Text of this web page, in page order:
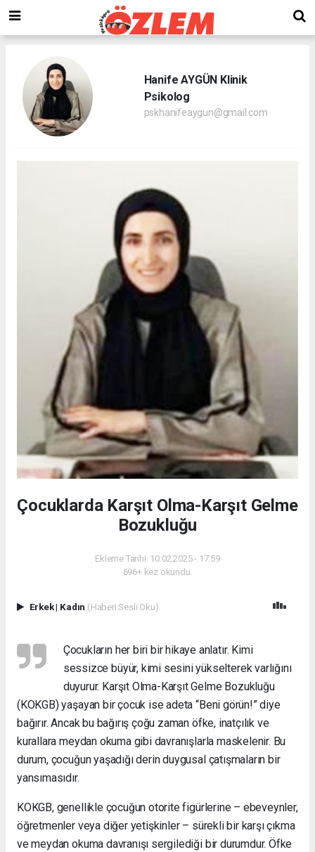
Hanife AYGÜN Klinik
Psikolog
pskhanifeaygun@gmail.com
Çocuklarda Karşıt Olma-Karşıt Gelme
Bozukluğu
Ekleme Tarihi: 10.02.2025 - 17:59
696+ kez okundu.
Erkek| Kadın (Haberi Sesli Oku)
Çocukların her biri bir hikaye anlatır. Kimi
sessizce büyür, kimi sesini yükselterek varlığını
duyurur. Karşıt Olma-Karşıt Gelme Bozukluğu
(KOKGB) yaşayan bir çocuk ise adeta “Beni görün!” diye
bağırır. Ancak bu bağırış çoğu zaman öfke, inatçılık ve
kurallara meydan okuma gibi davranışlarla maskelenir. Bu
durum, çocuğun yaşadığı derin duygusal çatışmaların bir
yansımasıdır.
KOKGB, genellikle çocuğun otorite figürlerine – ebeveynler,
öğretmenler veya diğer yetişkinler – sürekli bir karşı çıkma
ve meydan okuma davranışı sergilediği bir durumdur. Öfke